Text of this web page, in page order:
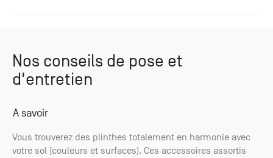
Nos conseils de pose et
d'entretien
A savoir
Vous trouverez des plinthes totalement en harmonie avec
votre sol (couleurs et surfaces). Ces accessoires assortis